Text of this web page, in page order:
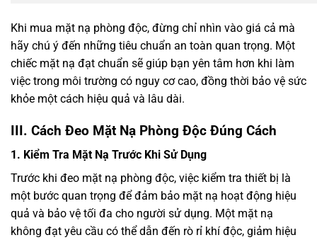
Khi mua mặt nạ phòng độc, đừng chỉ nhìn vào giá cả mà
hãy chú ý đến những tiêu chuẩn an toàn quan trọng. Một
chiếc mặt nạ đạt chuẩn sẽ giúp bạn yên tâm hơn khi làm
việc trong môi trường có nguy cơ cao, đồng thời bảo vệ sức
khỏe một cách hiệu quả và lâu dài.
III. Cách Đeo Mặt Nạ Phòng Độc Đúng Cách
1. Kiểm Tra Mặt Nạ Trước Khi Sử Dụng
Trước khi đeo mặt nạ phòng độc, việc kiểm tra thiết bị là
một bước quan trọng để đảm bảo mặt nạ hoạt động hiệu
quả và bảo vệ tối đa cho người sử dụng. Một mặt nạ
không đạt yêu cầu có thể dẫn đến rò rỉ khí độc, giảm hiệu